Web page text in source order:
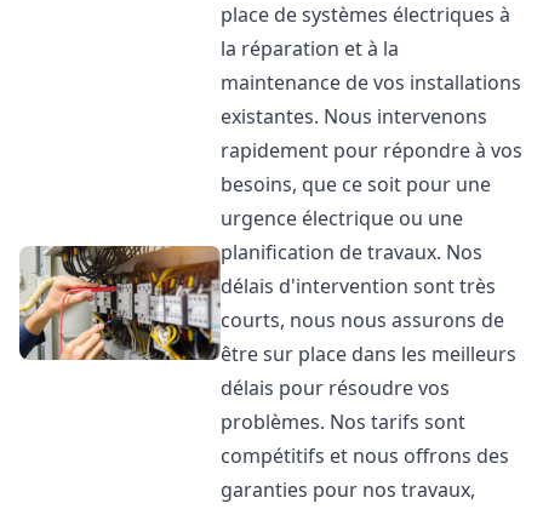
place de systèmes électriques à
la réparation et à la
maintenance de vos installations
existantes. Nous intervenons
rapidement pour répondre à vos
besoins, que ce soit pour une
urgence électrique ou une
planification de travaux. Nos
délais d'intervention sont très
courts, nous nous assurons de
être sur place dans les meilleurs
délais pour résoudre vos
problèmes. Nos tarifs sont
compétitifs et nous offrons des
garanties pour nos travaux,